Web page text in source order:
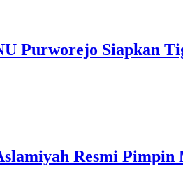
Purworejo Siapkan
Resmi